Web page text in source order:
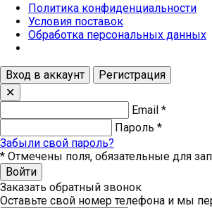
Политика конфиденциальности
Условия поставок
Обработка персональных данных
Вход в аккаунт
Регистрация
✕
Email *
Пароль *
Забыли свой пароль?
* Отмечены поля, обязательные для
Войти
Заказать обратный звонок
Оставьте свой номер телефона и мы